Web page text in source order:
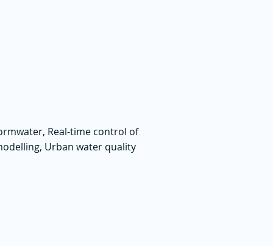
Real-time control of
Urban water quality